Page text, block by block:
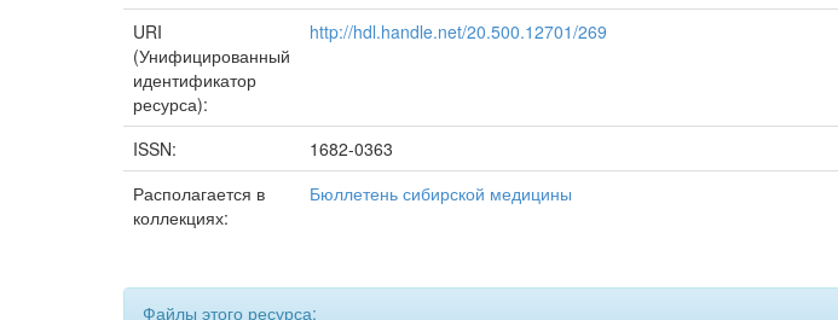
URI
(Унифицированный
идентификатор
ресурса):
http://hdl.handle.net/20.500.12701/269
ISSN:
1682-0363
Располагается в
коллекциях:
Бюллетень сибирской медицины
Файлы этого ресурса: